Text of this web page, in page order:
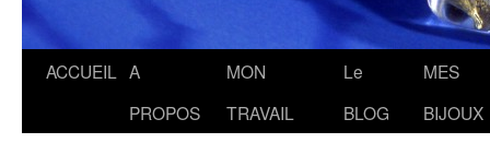
Aller
ACCUEIL A
PROPOS
MON
TRAVAIL
Le
BLOG
MES
BIJOUX